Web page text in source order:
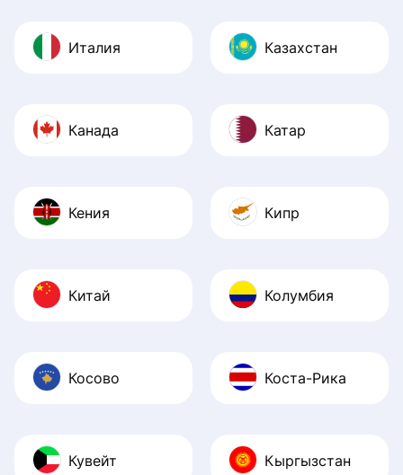
Италия Казахстан
Канада Катар
Кения Кипр
Китай Колумбия
Косово Коста-Рика
Кувейт Кыргызстан